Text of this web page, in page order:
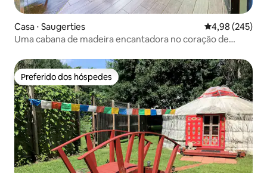
Casa ⋅ Saugerties 4,98 de uma
4,98 (245)
Uma cabana de madeira encantadora no coração de
Preferido dos hóspedes
Preferido dos hóspedes